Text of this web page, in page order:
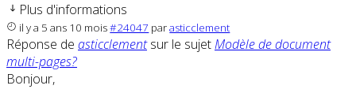
Plus d'informations
il y a 5 ans 10 mois#24047 parasticclement
Réponse de asticclementsur le sujetModèle de document
multi-pages?
Bonjour,